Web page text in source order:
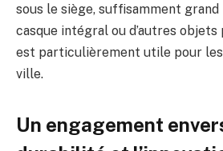
sous le siège, suffisamment
casque intégral ou d’autres objets
est particulièrement utile pour
ville.
Un engagement